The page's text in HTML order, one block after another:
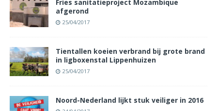
Fries sanitatieproject Mozambique
afgerond
25/04/2017
Tientallen koeien verbrand bij grote brand
in ligboxenstal Lippenhuizen
25/04/2017
Noord-Nederland lijkt stuk veiliger in 2016